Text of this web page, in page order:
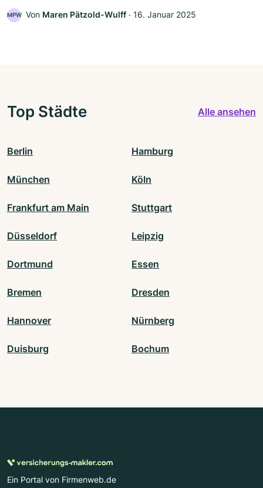
MPW Von Maren Pätzold-Wulff ‧ 16. Januar 2025
Top Städte Alle ansehen
Berlin Hamburg
München Köln
Frankfurt am Main Stuttgart
Düsseldorf Leipzig
Dortmund Essen
Bremen Dresden
Hannover Nürnberg
Duisburg Bochum
Ein Portal von Firmenweb.de